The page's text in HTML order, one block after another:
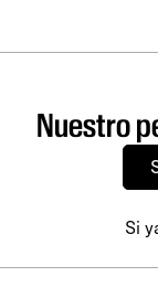
Nuestro
Si